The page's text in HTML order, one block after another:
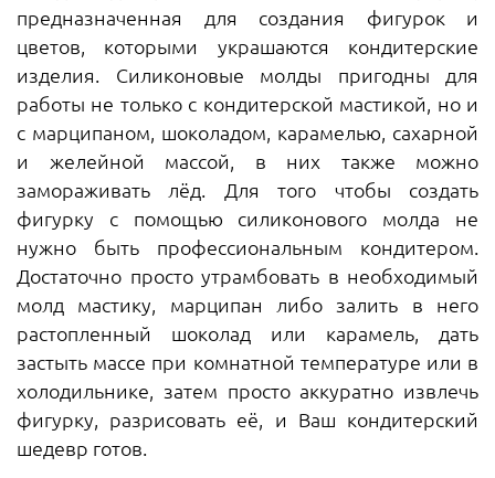
предназначенная для создания фигурок и
цветов, которыми украшаются кондитерские
изделия. Силиконовые молды пригодны для
работы не только с кондитерской мастикой, но и
с марципаном, шоколадом, карамелью, сахарной
и желейной массой, в них также можно
замораживать лёд. Для того чтобы создать
фигурку с помощью силиконового молда не
нужно быть профессиональным кондитером.
Достаточно просто утрамбовать в необходимый
молд мастику, марципан либо залить в него
растопленный шоколад или карамель, дать
застыть массе при комнатной температуре или в
холодильнике, затем просто аккуратно извлечь
фигурку, разрисовать её, и Ваш кондитерский
шедевр готов.